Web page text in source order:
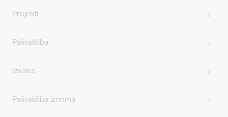
Projekti
Pašvaldība
Izsoles
Pašvaldība iznomā